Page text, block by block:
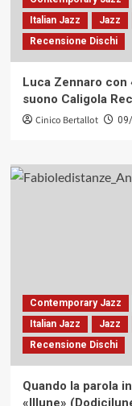
Italian Jazz
Jazz
Recensione Dischi
Luca Zennaro con
suono Caligola
Cinico Bertallot
Contemporary Jazz
Italian Jazz
Jazz
Recensione Dischi
Quando la parola
«Illune»